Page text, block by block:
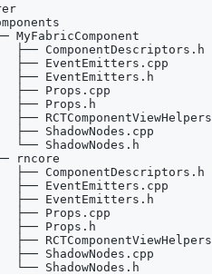
MyFabricComponent
├── ComponentDescriptors.h
├── EventEmitters.cpp
├── EventEmitters.h
├── Props.cpp
├── Props.h
├──
├── ShadowNodes.cpp
└── ShadowNodes.h
rncore
├── ComponentDescriptors.h
├── EventEmitters.cpp
├── EventEmitters.h
├── Props.cpp
├── Props.h
├──
├── ShadowNodes.cpp
└── ShadowNodes.h